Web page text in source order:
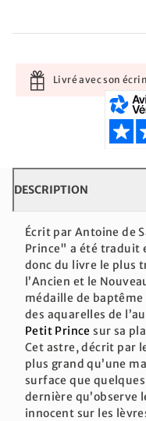
Livré avec son
DESCRIPTION
Écrit par Antoine de
Prince" a été traduit
donc du livre le plus
l’Ancien et le
médaille de baptême
des aquarelles de
Petit Prince sur sa
Cet astre, décrit par
plus grand qu’une
surface que
dernière qu’observe
innocent sur les